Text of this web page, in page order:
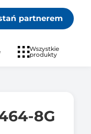
partnerem
Wszystkie
produkty
8G